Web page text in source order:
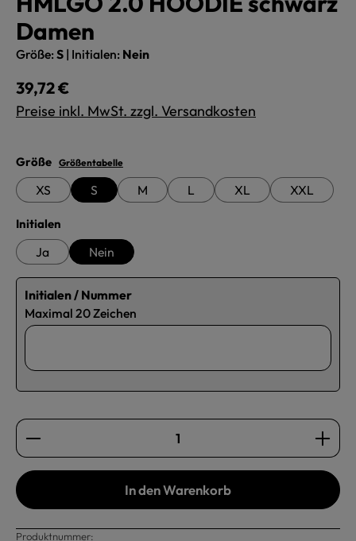
Damen
Größe: S | Initialen: Nein
Regulärer Preis:
39,72 €
Preise inkl. MwSt. zzgl. Versandkosten
Größeauswählen
Größentabelle
XS S M L XL XXL
Initialen
Ja Nein
Initialen / Nummer
Maximal 20 Zeichen
Produkt Anzahl: Gib den gewünschten Wert ein
In den Warenkorb
Produktnummer: